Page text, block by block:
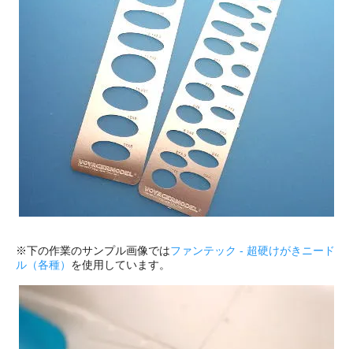
※下の作業のサンプル画像ではファンテック - 超硬けがきニード
ル（各種） を使用しています。